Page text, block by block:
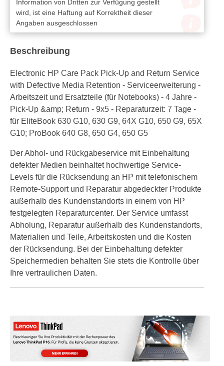
Information von Dritten zur Verfügung gestellt
wird, ist eine Haftung auf Korrektheit dieser
Angaben ausgeschlossen
Beschreibung
Electronic HP Care Pack Pick-Up and Return Service
with Defective Media Retention - Serviceerweiterung -
Arbeitszeit und Ersatzteile (für Notebooks) - 4 Jahre -
Pick-Up &amp; Return - 9x5 - Reparaturzeit: 7 Tage -
für EliteBook 630 G10, 630 G9, 64X G10, 650 G9, 65X
G10; ProBook 640 G8, 650 G4, 650 G5
Der Abhol- und Rückgabeservice mit Einbehaltung
defekter Medien beinhaltet hochwertige Service-
Levels für die Rücksendung an HP mit telefonischem
Remote-Support und Reparatur abgedeckter Produkte
außerhalb des Kundenstandorts in einem von HP
festgelegten Reparaturcenter. Der Service umfasst
Abholung, Reparatur außerhalb des Kundenstandorts,
Materialien und Teile, Arbeitskosten und die Kosten
der Rücksendung. Bei der Einbehaltung defekter
Speichermedien behalten Sie stets die Kontrolle über
Ihre vertraulichen Daten.